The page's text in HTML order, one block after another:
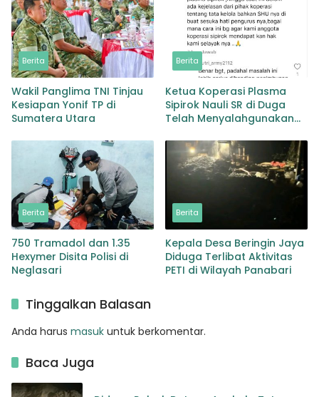
Berita
Wakil Panglima TNI Tinjau
Kesiapan Yonif TP di
Sumatera Utara
Berita
Ketua Koperasi Plasma
Sipirok Nauli SR di Duga
Telah Menyalahgunakan
Berita
750 Tramadol dan 1.35
Hexymer Disita Polisi di
Neglasari
Berita
Kepala Desa Beringin Jaya
Diduga Terlibat Aktivitas
PETI di Wilayah Panabari
Tinggalkan Balasan
Anda harus masuk untuk berkomentar.
Baca Juga